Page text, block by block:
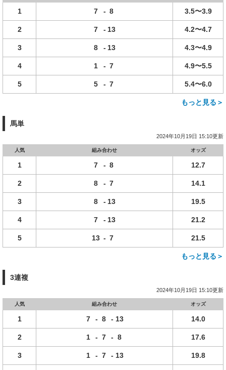
1 7 - 8 3.5〜3.9
2 7 - 13 4.2〜4.7
3 8 - 13 4.3〜4.9
4 1 - 7 4.9〜5.5
5 5 - 7 5.4〜6.0
もっと見る＞
馬単
2024年10月19日 15:10更新
人気 組み合わせ オッズ
1 7 - 8 12.7
2 8 - 7 14.1
3 8 - 13 19.5
4 7 - 13 21.2
5 13 - 7 21.5
もっと見る＞
3連複
2024年10月19日 15:10更新
人気 組み合わせ オッズ
1 7 - 8 - 13 14.0
2 1 - 7 - 8 17.6
3 1 - 7 - 13 19.8